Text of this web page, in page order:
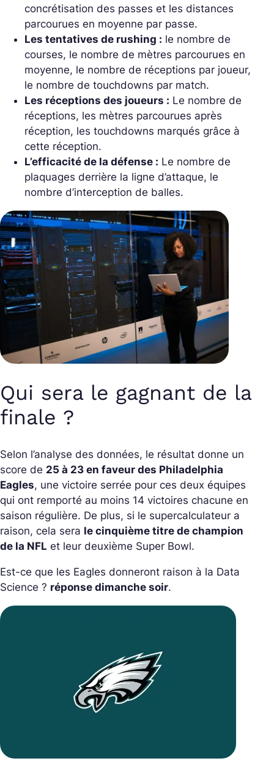
concrétisation des passes et les distances
parcourues en moyenne par passe.
Les tentatives de rushing : le nombre de
courses, le nombre de mètres parcourues en
moyenne, le nombre de réceptions par joueur,
le nombre de touchdowns par match.
Les réceptions des joueurs : Le nombre de
réceptions, les mètres parcourues après
réception, les touchdowns marqués grâce à
cette réception.
L’efficacité de la défense : Le nombre de
plaquages derrière la ligne d’attaque, le
nombre d’interception de balles.
Qui sera le gagnant de la
finale ?
Selon l’analyse des données, le résultat donne un
score de 25 à 23 en faveur des Philadelphia
Eagles, une victoire serrée pour ces deux équipes
qui ont remporté au moins 14 victoires chacune en
saison régulière. De plus, si le supercalculateur a
raison, cela sera le cinquième titre de champion
de la NFL et leur deuxième Super Bowl.
Est-ce que les Eagles donneront raison à la Data
Science ? réponse dimanche soir.